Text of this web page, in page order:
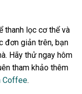
thanh lọc cơ thể và
đơn giản trên, bạn
Hãy thử ngay hôm
tham khảo thêm
Coffee.